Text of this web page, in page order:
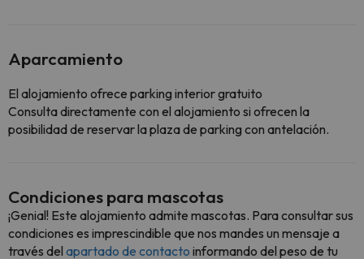
Aparcamiento
El alojamiento ofrece parking interior gratuito
Consulta directamente con el alojamiento si ofrecen la
posibilidad de reservar la plaza de parking con antelación.
Condiciones para mascotas
¡Genial! Este alojamiento admite mascotas. Para consultar sus
condiciones es imprescindible que nos mandes un mensaje a
través del apartado de contacto informando del peso de tu